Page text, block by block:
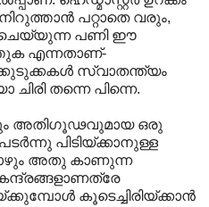
പറ്റാതെ വരും,
ചെയ്യുന്ന പണി ഈ
എന്നതാണ്-
സ്വാതന്ത്യം
തന്നെ പിന്നെ.
അതിഗൂഢവുമായ ഒരു
പിടിയ്ക്കാനുള്ള
അതു കാണുന്ന
കൂടെച്ചിരിയ്ക്കാൻ